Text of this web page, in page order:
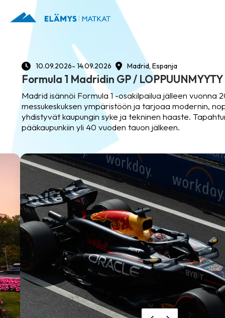
10.09.2026- 14.09.2026 Madrid, Espanja
Formula 1 Madridin GP / LOPPUUNMYYTY
Madrid isännöi Formula 1 -osakilpailua jälleen vuonna
messukeskuksen ympäristöön ja tarjoaa modernin,
yhdistyvät kaupungin syke ja tekninen haaste.
pääkaupunkiin yli 40 vuoden tauon jälkeen.